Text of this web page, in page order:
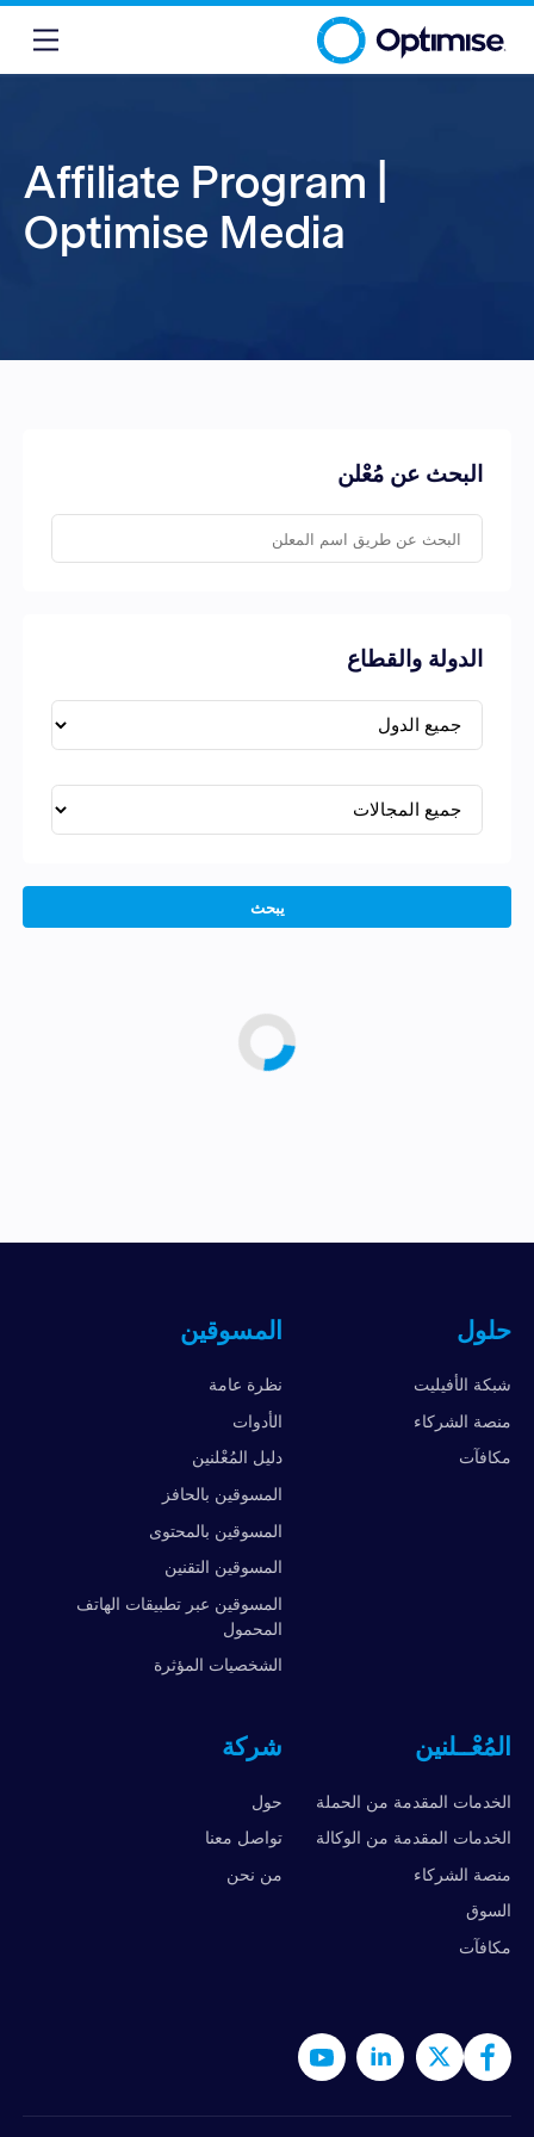
Affiliate Program |
Optimise Media
البحث عن مُعْلن
الدولة والقطاع
يبحث
حلول
شبكة الأفيليت
منصة الشركاء
مكافآت
المسوقين
نظرة عامة
الأدوات
دليل المُعْلنين
المسوقين بالحافز
المسوقين بالمحتوى
المسوقين التقنين
المسوقين عبر تطبيقات الهاتف
المحمول
الشخصيات المؤثرة
المُعْــلنين
الخدمات المقدمة من الحملة
الخدمات المقدمة من الوكالة
منصة الشركاء
السوق
مكافآت
شركة
حول
تواصل معنا
من نحن